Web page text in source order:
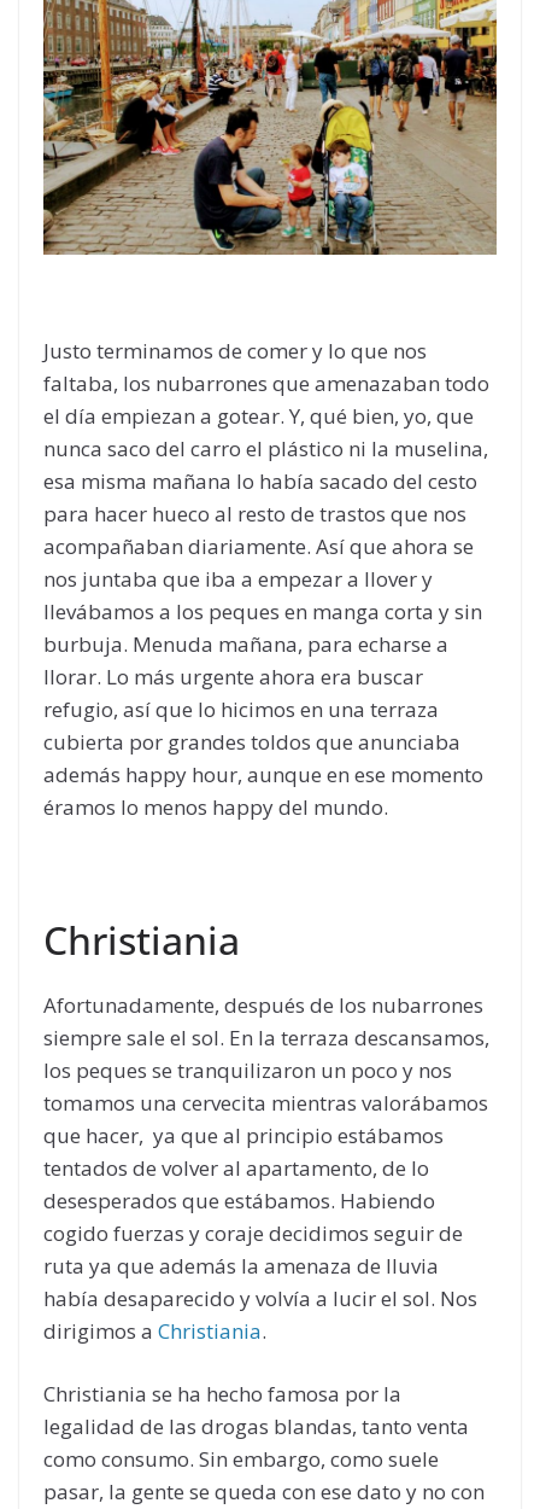
Justo terminamos de comer y lo que nos
faltaba, los nubarrones que amenazaban todo
el día empiezan a gotear. Y, qué bien, yo, que
nunca saco del carro el plástico ni la muselina,
esa misma mañana lo había sacado del cesto
para hacer hueco al resto de trastos que nos
acompañaban diariamente. Así que ahora se
nos juntaba que iba a empezar a llover y
llevábamos a los peques en manga corta y sin
burbuja. Menuda mañana, para echarse a
llorar. Lo más urgente ahora era buscar
refugio, así que lo hicimos en una terraza
cubierta por grandes toldos que anunciaba
además happy hour, aunque en ese momento
éramos lo menos happy del mundo.
Christiania
Afortunadamente, después de los nubarrones
siempre sale el sol. En la terraza descansamos,
los peques se tranquilizaron un poco y nos
tomamos una cervecita mientras valorábamos
que hacer, ya que al principio estábamos
tentados de volver al apartamento, de lo
desesperados que estábamos. Habiendo
cogido fuerzas y coraje decidimos seguir de
ruta ya que además la amenaza de lluvia
había desaparecido y volvía a lucir el sol. Nos
dirigimos a Christiania.
Christiania se ha hecho famosa por la
legalidad de las drogas blandas, tanto venta
como consumo. Sin embargo, como suele
pasar, la gente se queda con ese dato y no con